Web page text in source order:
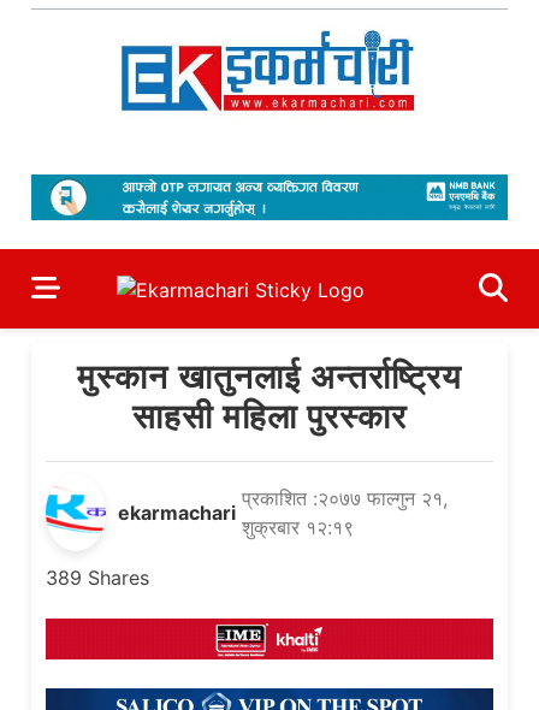
Skip
मुस्कान खातुनलाई अन्तर्राष्ट्रिय
साहसी महिला पुरस्कार
ekarmachari
प्रकाशित :२०७७ फाल्गुन २१,
शुक्रबार १२:१९
389 Shares